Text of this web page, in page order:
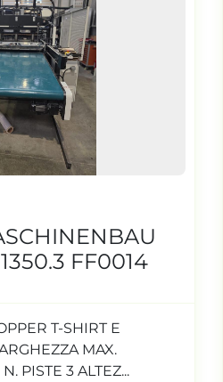
75 / 30 FF0010
DI ESTRUSIONE IBC